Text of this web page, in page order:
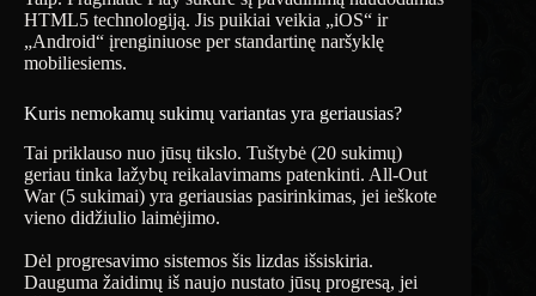
HTML5 technologiją. Jis puikiai veikia „iOS“ ir
„Android“ įrenginiuose per standartinę naršyklę
mobiliesiems.
Kuris nemokamų sukimų variantas yra geriausias?
Tai priklauso nuo jūsų tikslo. Tuštybė (20 sukimų)
geriau tinka lažybų reikalavimams patenkinti. All-Out
War (5 sukimai) yra geriausias pasirinkimas, jei ieškote
vieno didžiulio laimėjimo.
Dėl progresavimo sistemos šis lizdas išsiskiria.
Dauguma žaidimų iš naujo nustato jūsų progresą, jei